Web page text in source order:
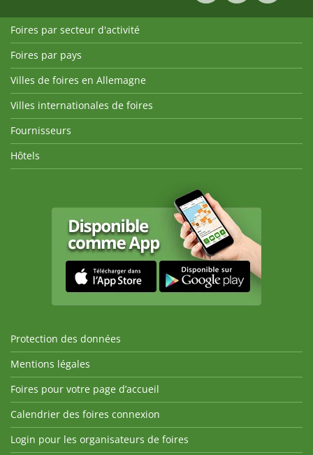
Foires par secteur d'activité
Foires par pays
Villes de foires en Allemagne
Villes internationales de foires
Fournisseurs
Hôtels
Protection des données
Mentions légales
Foires pour votre page d’accueil
Calendrier des foires connexion
Login pour les organisateurs de foires